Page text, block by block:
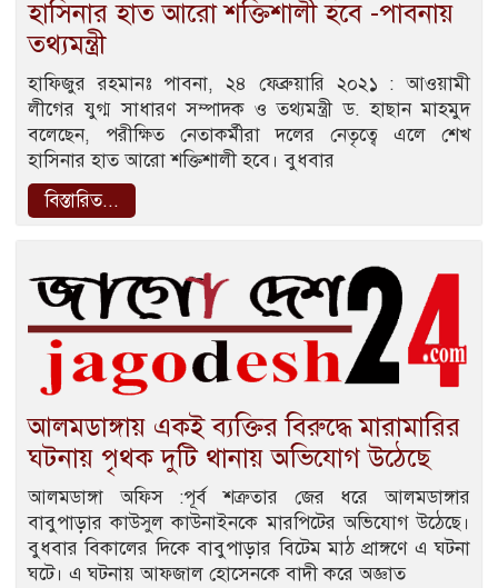
হাসিনার হাত আরো শক্তিশালী হবে -পাবনায়
তথ্যমন্ত্রী
হাফিজুর রহমানঃ পাবনা, ২৪ ফেব্রুয়ারি ২০২১ : আওয়ামী
লীগের যুগ্ম সাধারণ সম্পাদক ও তথ্যমন্ত্রী ড. হাছান মাহমুদ
বলেছেন, পরীক্ষিত নেতাকর্মীরা দলের নেতৃত্বে এলে শেখ
হাসিনার হাত আরো শক্তিশালী হবে। বুধবার
বিস্তারিত...
আলমডাঙ্গায় একই ব্যক্তির বিরুদ্ধে মারামারির
ঘটনায় পৃথক দুটি থানায় অভিযোগ উঠেছে
আলমডাঙ্গা অফিস :পূর্ব শত্রুতার জের ধরে আলমডাঙ্গার
বাবুপাড়ার কাউসুল কাউনাইনকে মারপিটের অভিযোগ উঠেছে।
বুধবার বিকালের দিকে বাবুপাড়ার বিটেম মাঠ প্রাঙ্গণে এ ঘটনা
ঘটে। এ ঘটনায় আফজাল হোসেনকে বাদী করে অজ্ঞাত